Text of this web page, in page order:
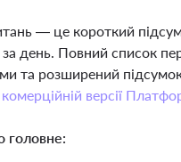
— це короткий
за день. Повний список
та розширений
комерційній версії
головне: